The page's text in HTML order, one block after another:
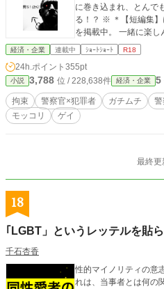
に巻き込まれ、とんで
る！？ ※ ＊【短編集】に男’S！にまつわる裏話やスピンオフ
を掲載中。 一緒に楽し
経済・企業 連載中 ｼｮｰﾄｼｮｰﾄ R18
24h.ポイント 355pt
小説 3,788 位 / 228,638件 経済・企業 5
拘束 警察官×犯罪者 ガチムチ 警
モッコリ
ゲイ
最終更
18
｢LGBT」というレッテルを貼ら
千石杏香
性的マイノリティの意
れは、当事者とは何の